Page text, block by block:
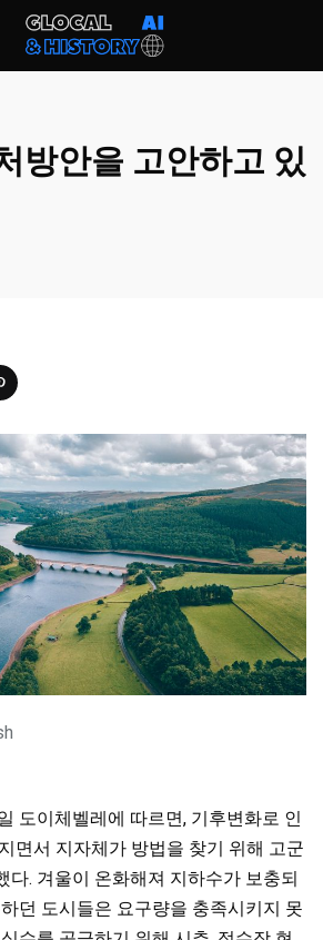
방안을 고안하고 있
도이체벨레에 따르면, 기후변화로 인
면서 지자체가 방법을 찾기 위해 고군
다. 겨울이 온화해져 지하수가 보충되
던 도시들은 요구량을 충족시키지 못